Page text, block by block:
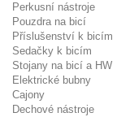
Perkusní nástroje
Pouzdra na bicí
Příslušenství k bicím
Sedačky k bicím
Stojany na bicí a HW
Elektrické bubny
Cajony
Dechové nástroje